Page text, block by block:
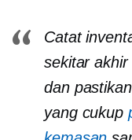
Catat
sekitar
dan
yang cukup